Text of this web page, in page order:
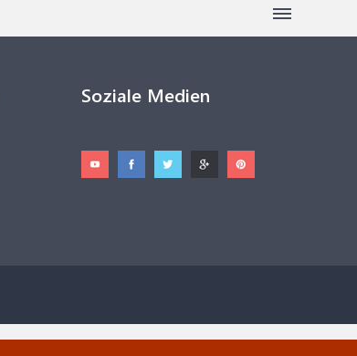
Soziale Medien